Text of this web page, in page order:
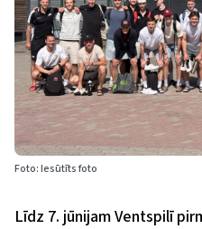
Foto: Iesūtīts foto
Līdz 7. jūnijam Ventspilī